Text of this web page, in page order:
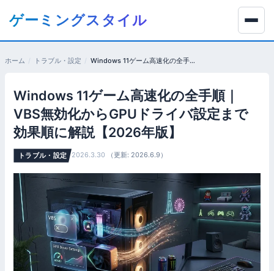
ツ
ゲーミングスタイル
ホーム トラブル・設定 Windows 11ゲーム高速化の全手順｜VBS無効化からGPUドライバ設定まで効果順に解説【2026年版】
Windows 11ゲーム高速化の全手順｜
VBS無効化からGPUドライバ設定まで
効果順に解説【2026年版】
トラブル・設定 2026.3.30 （更新: 2026.6.9）